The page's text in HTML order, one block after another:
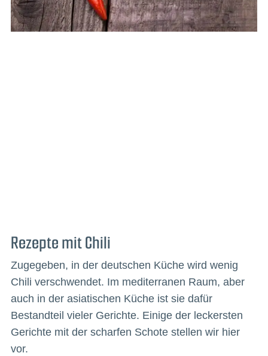
Rezepte mit Chili
Zugegeben, in der deutschen Küche wird wenig
Chili verschwendet. Im mediterranen Raum, aber
auch in der asiatischen Küche ist sie dafür
Bestandteil vieler Gerichte. Einige der leckersten
Gerichte mit der scharfen Schote stellen wir hier
vor.